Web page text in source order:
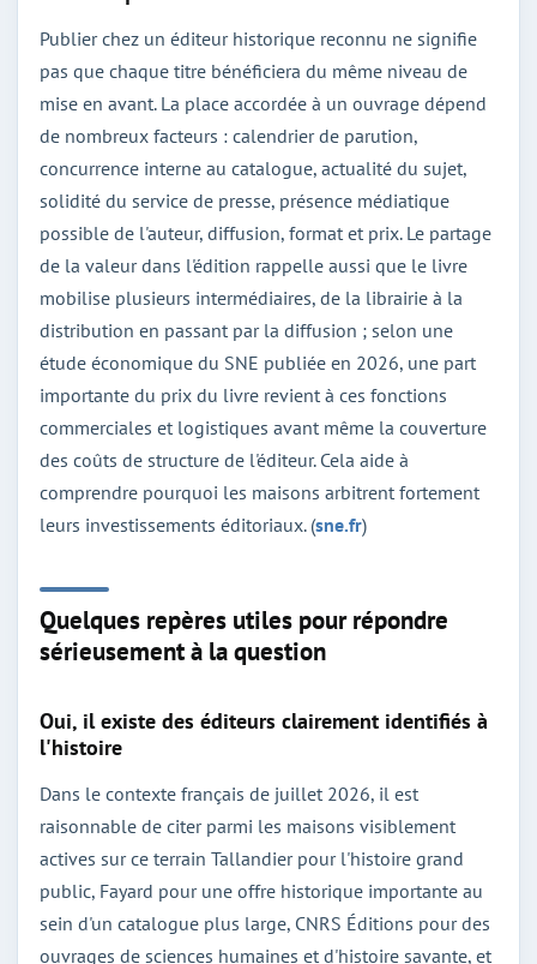
Publier chez un éditeur historique reconnu ne signifie
pas que chaque titre bénéficiera du même niveau de
mise en avant. La place accordée à un ouvrage dépend
de nombreux facteurs : calendrier de parution,
concurrence interne au catalogue, actualité du sujet,
solidité du service de presse, présence médiatique
possible de l'auteur, diffusion, format et prix. Le partage
de la valeur dans l'édition rappelle aussi que le livre
mobilise plusieurs intermédiaires, de la librairie à la
distribution en passant par la diffusion ; selon une
étude économique du SNE publiée en 2026, une part
importante du prix du livre revient à ces fonctions
commerciales et logistiques avant même la couverture
des coûts de structure de l'éditeur. Cela aide à
comprendre pourquoi les maisons arbitrent fortement
leurs investissements éditoriaux. (sne.fr)
Quelques repères utiles pour répondre
sérieusement à la question
Oui, il existe des éditeurs clairement identifiés à
l'histoire
Dans le contexte français de juillet 2026, il est
raisonnable de citer parmi les maisons visiblement
actives sur ce terrain Tallandier pour l'histoire grand
public, Fayard pour une offre historique importante au
sein d'un catalogue plus large, CNRS Éditions pour des
ouvrages de sciences humaines et d'histoire savante, et